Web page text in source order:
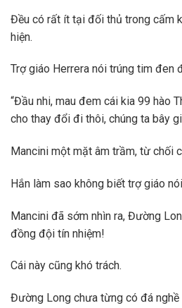
Đều có rất ít tại đối thủ trong cấm
hiện.
Trợ giáo Herrera nói trúng tim đen
“Đầu nhi, mau đem cái kia 99 hào
cho thay đổi đi thôi, chúng ta bây
Mancini một mặt âm trầm, từ chối
Hắn làm sao không biết trợ giáo
Mancini đã sớm nhìn ra, Đường
đồng đội tín nhiệm!
Cái này cũng khó trách.
Đường Long chưa từng có đá